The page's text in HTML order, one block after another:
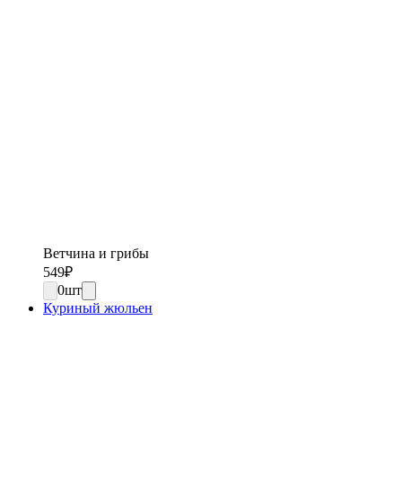
Ветчина и грибы
549₽
0шт
Куриный жюльен